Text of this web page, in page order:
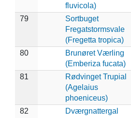
fluvicola)
79
Sortbuget
Fregatstormsvale
(Fregetta tropica)
80
Brunøret Værling
(Emberiza fucata)
81
Rødvinget Trupial
(Agelaius
phoeniceus)
82
Dværgnattergal